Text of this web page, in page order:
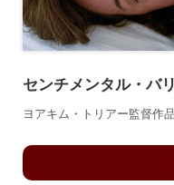
センチメンタル・バ
ヨアキム・トリアー監督作